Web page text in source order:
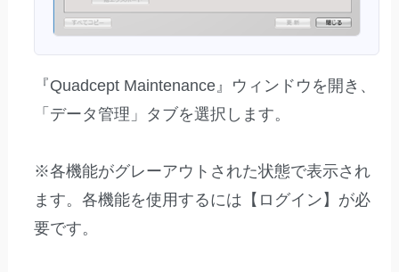
『Quadcept Maintenance』ウィンドウを開き、
「データ管理」タブを選択します。
※各機能がグレーアウトされた状態で表示され
ます。各機能を使用するには【ログイン】が必
要です。